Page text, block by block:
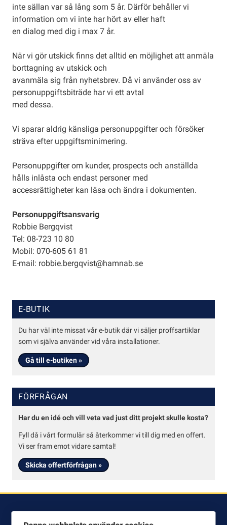
inte sällan var så lång som 5 år. Därför behåller vi
information om vi inte har hört av eller haft
en dialog med dig i max 7 år.
När vi gör utskick finns det alltid en möjlighet att anmäla
borttagning av utskick och
avanmäla sig från nyhetsbrev. Då vi använder oss av
personuppgiftsbiträde har vi ett avtal
med dessa.
Vi sparar aldrig känsliga personuppgifter och försöker
sträva efter uppgiftsminimering.
Personuppgifter om kunder, prospects och anställda
hålls inlåsta och endast personer med
accessrättigheter kan läsa och ändra i dokumenten.
Personuppgiftsansvarig
Robbie Bergqvist
Tel: 08-723 10 80
Mobil: 070-605 61 81
E-mail: robbie.bergqvist@hamnab.se
UNDERAVDELNINGAR
Kundservice
Köpvillkor
Allmänna
Integritetspolicy
E-BUTIK
Du har väl inte missat vår e-butik där vi säljer proffsartiklar
som vi själva använder vid våra installationer.
Gå till e-butiken »
FÖRFRÅGAN
Har du en idé och vill veta vad just ditt projekt skulle kosta?
Fyll då i vårt formulär så återkommer vi till dig med en offert.
Vi ser fram emot vidare samtal!
Skicka offertförfrågan »